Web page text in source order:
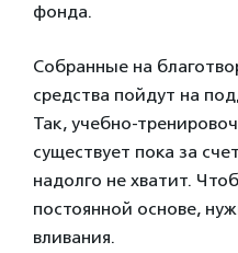
фонда.
Собранные на
средства пойдут на
Так, учебно-
существует пока за
надолго не хватит.
постоянной основе,
вливания.